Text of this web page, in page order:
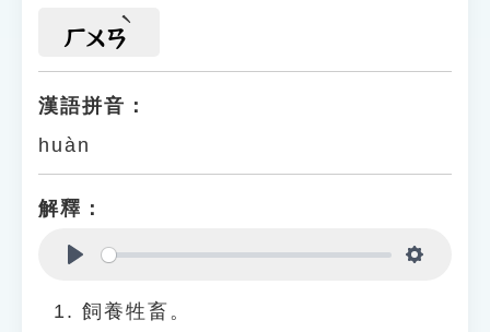
ㄏㄨㄢ
漢語拼音：
huàn
解釋：
飼養牲畜。